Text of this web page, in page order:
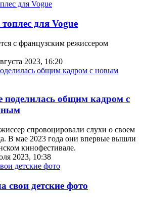
для Vogue
с французским режиссером
2023, 16:20
поделилась общим кадром с
спровоцировали слухи о своем
В мае 2023 года они впервые вышли
кинофестивале.
2023, 10:38
свои детские фото